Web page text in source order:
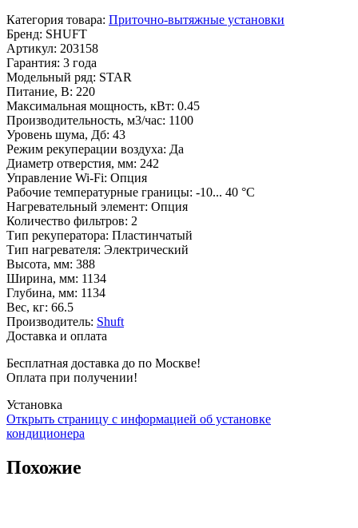
Категория товара: Приточно-вытяжные установки
Бренд: SHUFT
Артикул: 203158
Гарантия: 3 года
Модельный ряд: STAR
Питание, В: 220
Максимальная мощность, кВт: 0.45
Производительность, м3/час: 1100
Уровень шума, Дб: 43
Режим рекуперации воздуха: Да
Диаметр отверстия, мм: 242
Управление Wi-Fi: Опция
Рабочие температурные границы: -10... 40 °С
Нагревательный элемент: Опция
Количество фильтров: 2
Тип рекуператора: Пластинчатый
Тип нагревателя: Электрический
Высота, мм: 388
Ширина, мм: 1134
Глубина, мм: 1134
Вес, кг: 66.5
Производитель: Shuft
Доставка и оплата
Бесплатная доставка до по Москве!
Оплата при получении!
Установка
Открыть страницу с информацией об установке
кондиционера
Похожие